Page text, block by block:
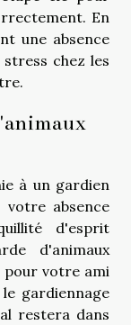
En
une absence
chez les
à un gardien
votre absence
d'esprit
d'animaux
pour votre ami
gardiennage
restera dans